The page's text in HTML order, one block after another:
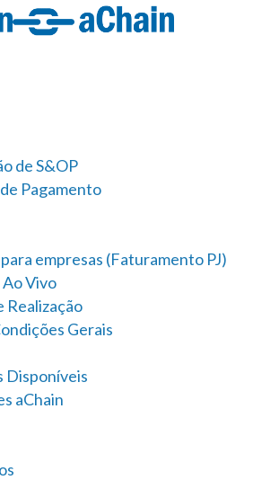
de S&OP
Pagamento
empresas (Faturamento PJ)
Ao Vivo
Realização
Gerais
Disponíveis
aChain